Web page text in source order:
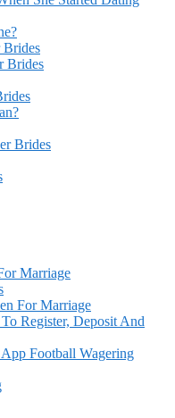
Brides
Brides
Marriage
For Marriage
Register, Deposit And
Football Wagering